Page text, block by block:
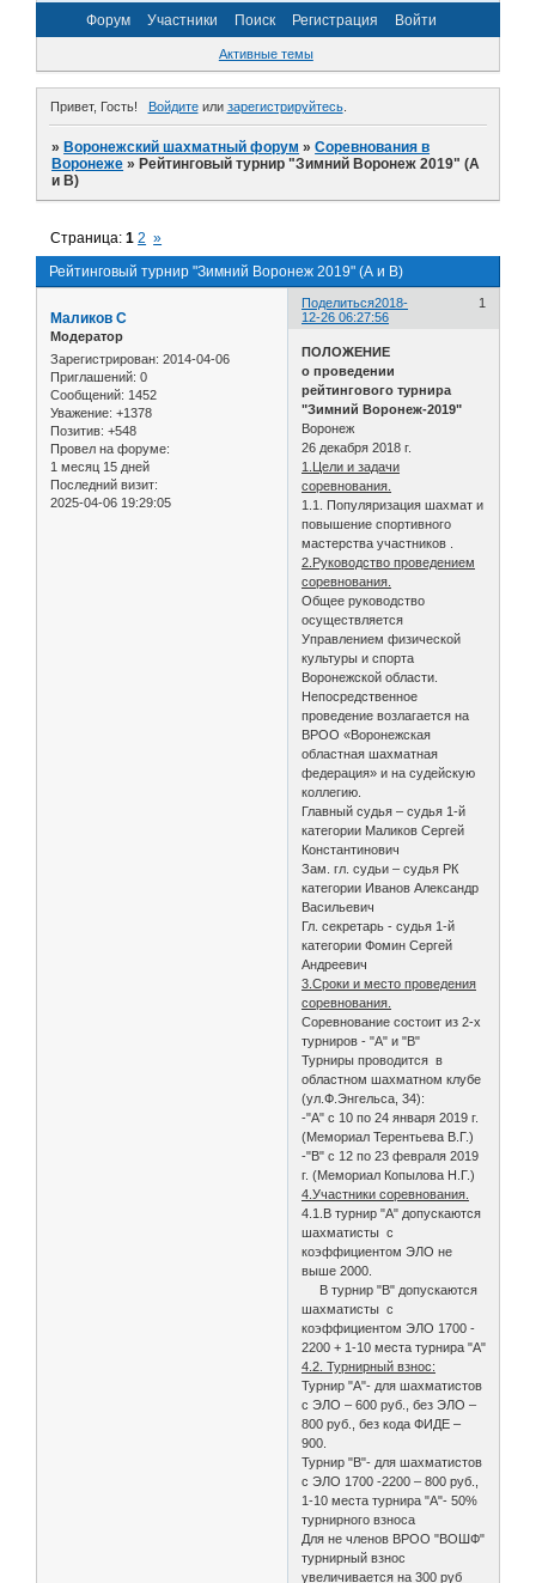
Форум Участники Поиск Регистрация Войти
Активные темы
Привет, Гость! Войдитеили зарегистрируйтесь.
»Воронежский шахматный форум »Соревнования в
Воронеже »Рейтинговый турнир "Зимний Воронеж 2019" (А
и В)
Рейтинговый турнир "Зимний Воронеж 2019" (А и В)
Страница:1 2 »
Поделиться 1
2018-
12-26 06:27:56
Маликов С
Модератор
Зарегистрирован: 2014-04-06
Приглашений: 0
Сообщений: 1452
Уважение: +1378
Позитив: +548
Провел на форуме:
1 месяц 15 дней
Последний визит:
2025-04-06 19:29:05
ПОЛОЖЕНИЕ
о проведении
рейтингового турнира
"Зимний Воронеж-2019"
Воронеж
26 декабря 2018 г.
1.Цели и задачи
соревнования.
1.1. Популяризация шахмат и
повышение спортивного
мастерства участников .
2.Руководство проведением
соревнования.
Общее руководство
осуществляется
Управлением физической
культуры и спорта
Воронежской области.
Непосредственное
проведение возлагается на
ВРОО «Воронежская
областная шахматная
федерация» и на судейскую
коллегию.
Главный судья – судья 1-й
категории Маликов Сергей
Константинович
Зам. гл. судьи – судья РК
категории Иванов Александр
Васильевич
Гл. секретарь - судья 1-й
категории Фомин Сергей
Андреевич
3.Сроки и место проведения
соревнования.
Соревнование состоит из 2-х
турниров - "А" и "В"
Турниры проводится в
областном шахматном клубе
(ул.Ф.Энгельса, 34):
-"А" с 10 по 24 января 2019 г.
(Мемориал Терентьева В.Г.)
-"В" с 12 по 23 февраля 2019
г. (Мемориал Копылова Н.Г.)
4.Участники соревнования.
4.1.В турнир "А" допускаются
шахматисты с
коэффициентом ЭЛО не
выше 2000.
В турнир "В" допускаются
шахматисты с
коэффициентом ЭЛО 1700 -
2200 + 1-10 места турнира "А"
4.2. Турнирный взнос:
Турнир "А"- для шахматистов
с ЭЛО – 600 руб., без ЭЛО –
800 руб., без кода ФИДЕ –
900.
Турнир "В"- для шахматистов
с ЭЛО 1700 -2200 – 800 руб.,
1-10 места турнира "А"- 50%
турнирного взноса
Для не членов ВРОО "ВОШФ"
турнирный взнос
увеличивается на 300 руб